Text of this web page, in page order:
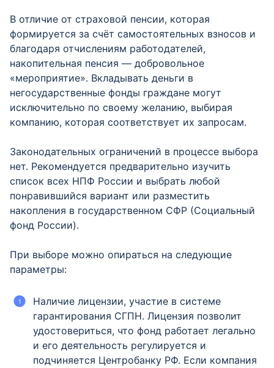
В отличие от страховой пенсии, которая
формируется за счёт самостоятельных взносов и
благодаря отчислениям работодателей,
накопительная пенсия — добровольное
«мероприятие». Вкладывать деньги в
негосударственные фонды граждане могут
исключительно по своему желанию, выбирая
компанию, которая соответствует их запросам.
Законодательных ограничений в процессе выбора
нет. Рекомендуется предварительно изучить
список всех НПФ России и выбрать любой
понравившийся вариант или разместить
накопления в государственном СФР (Социальный
фонд России).
При выборе можно опираться на следующие
параметры:
Наличие лицензии, участие в системе
гарантирования СГПН. Лицензия позволит
удостовериться, что фонд работает легально
и его деятельность регулируется и
подчиняется Центробанку РФ. Если компания